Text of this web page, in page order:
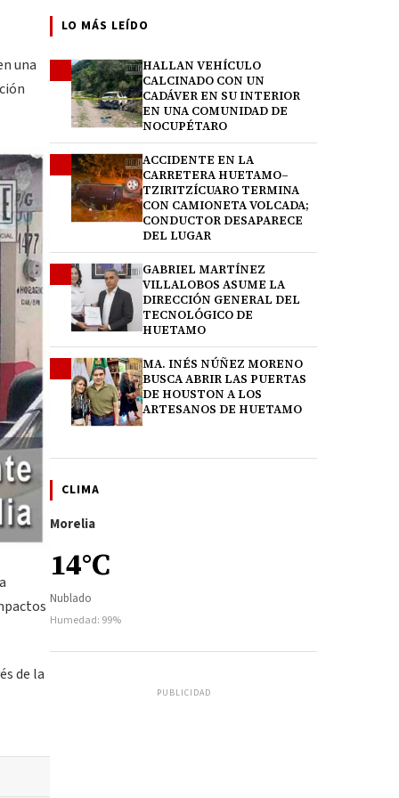
una
de la
LO MÁS LEÍDO
HALLAN VEHÍCULO
CALCINADO CON UN
CADÁVER EN SU INTERIOR
EN UNA COMUNIDAD DE
NOCUPÉTARO
ACCIDENTE EN LA
CARRETERA HUETAMO–
TZIRITZÍCUARO TERMINA
CON CAMIONETA VOLCADA;
CONDUCTOR DESAPARECE
DEL LUGAR
GABRIEL MARTÍNEZ
VILLALOBOS ASUME LA
DIRECCIÓN GENERAL DEL
TECNOLÓGICO DE
HUETAMO
MA. INÉS NÚÑEZ MORENO
BUSCA ABRIR LAS PUERTAS
DE HOUSTON A LOS
ARTESANOS DE HUETAMO
CLIMA
Morelia
14°C
Nublado
Humedad: 99%
PUBLICIDAD